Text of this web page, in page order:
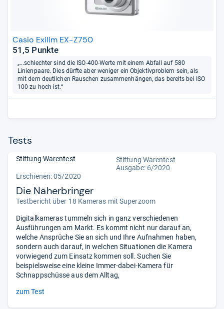
Casio Exilim EX-Z750
51,5 Punkte
„...schlechter sind die ISO-400-Werte mit einem Abfall auf 580
Linienpaare. Dies dürfte aber weniger ein Objektivproblem sein, als
mit dem deutlichen Rauschen zusammenhängen, das bereits bei ISO
100 zu hoch ist.“
Tests
Stiftung Warentest
Stiftung Warentest
Ausgabe: 6/2020
Erschienen: 05/2020
Die Näherbringer
Testbericht über 18 Kameras mit Superzoom
Digitalkameras tummeln sich in ganz verschiedenen
Ausführungen am Markt. Es kommt nicht nur darauf an,
welche Ansprüche Sie an sich und Ihre Aufnahmen haben,
sondern auch darauf, in welchen Situationen die Kamera
vorwiegend zum Einsatz kommen soll. Suchen Sie
beispielsweise eine kleine Immer-dabei-Kamera für
Schnappschüsse aus dem Alltag,
zum Test